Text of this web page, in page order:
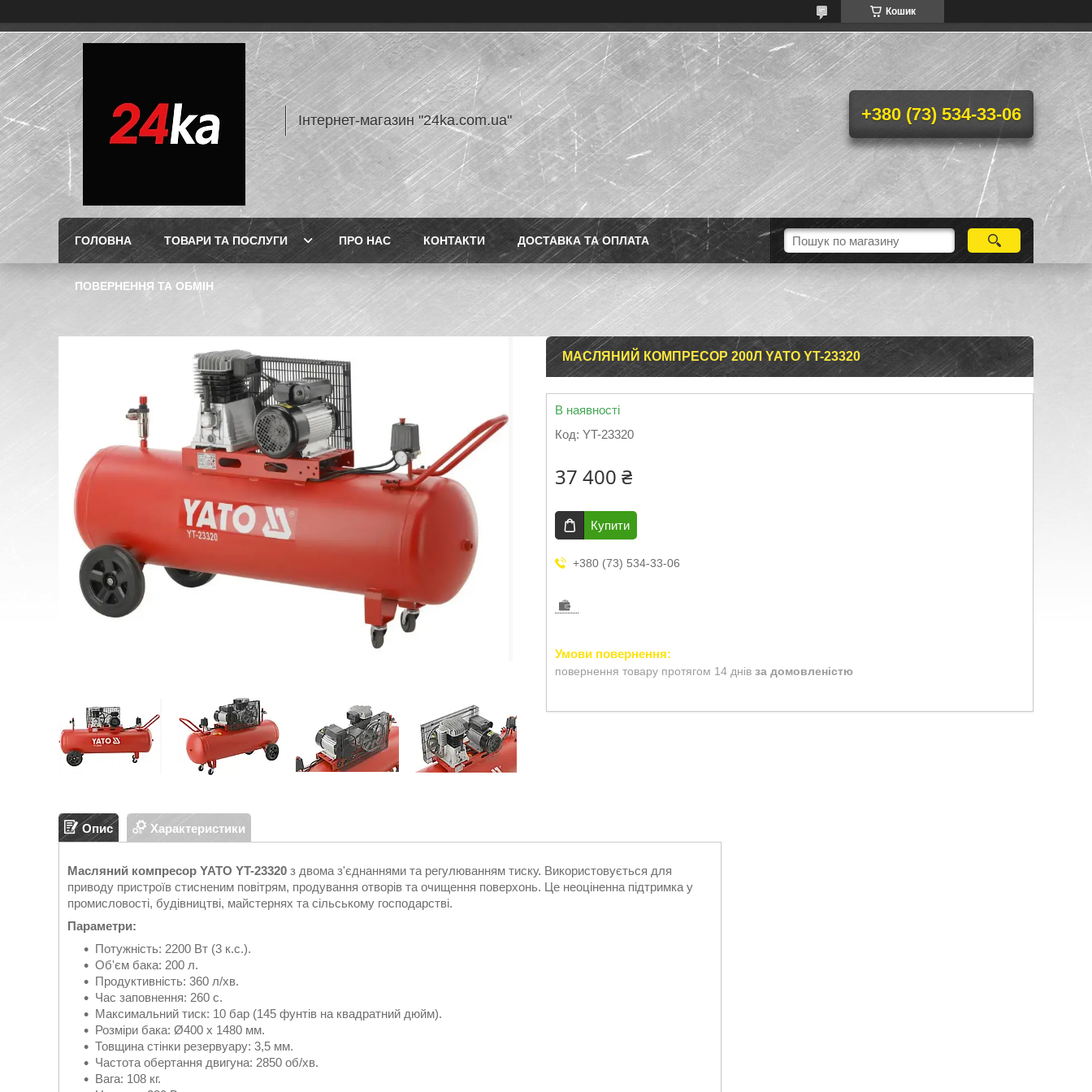
Кошик
Інтернет-магазин "24ka.com.ua" +380 (73) 534-33-06
ГОЛОВНА ТОВАРИ ТА ПОСЛУГИ ПРО НАС КОНТАКТИ ДОСТАВКА ТА ОПЛАТА
ПОВЕРНЕННЯ ТА ОБМІН
МАСЛЯНИЙ КОМПРЕСОР 200Л YATO YT-23320
В наявності
Код: YT-23320
37 400 ₴
Купити
+380 (73) 534-33-06
повернення товару протягом 14 днів за домовленістю
Опис Характеристики
Масляний компресор YATO YT-23320 з двома з'єднаннями та регулюванням тиску. Використовується для
приводу пристроїв стисненим повітрям, продування отворів та очищення поверхонь. Це неоціненна підтримка у
промисловості, будівництві, майстернях та сільському господарстві.
Параметри:
Потужність: 2200 Вт (3 к.с.).
Об'єм бака: 200 л.
Продуктивність: 360 л/хв.
Час заповнення: 260 с.
Максимальний тиск: 10 бар (145 фунтів на квадратний дюйм).
Розміри бака: Ø400 x 1480 мм.
Товщина стінки резервуару: 3,5 мм.
Частота обертання двигуна: 2850 об/хв.
Вага: 108 кг.